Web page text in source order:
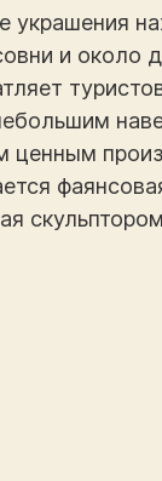
украшения
и около
ценным